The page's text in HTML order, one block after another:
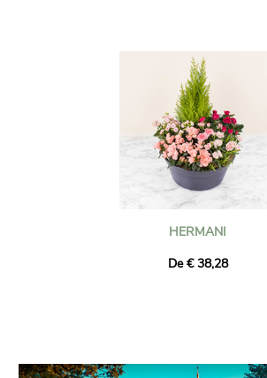
HERMANI
De € 38,28